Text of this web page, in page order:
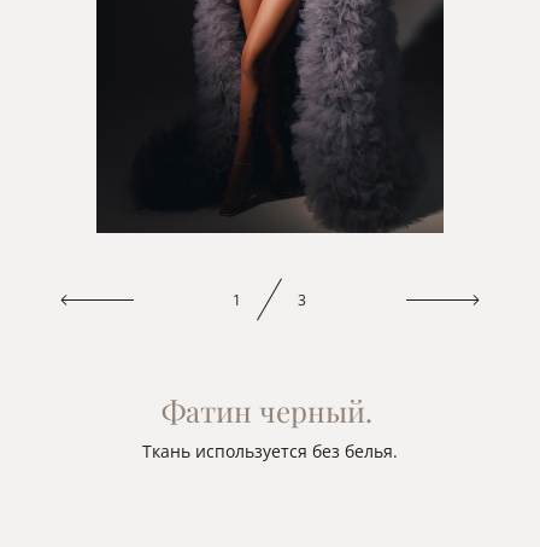
1 3
Фатин черный.
Ткань используется без белья.